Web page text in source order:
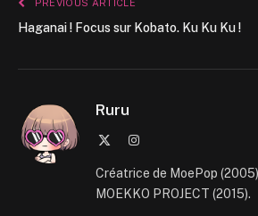
PREVIOUS ARTICLE
Haganai ! Focus sur Kobato. Ku Ku Ku !
Ruru
Instagram
Créatrice de MoePop
MOEKKO PROJECT (2015).